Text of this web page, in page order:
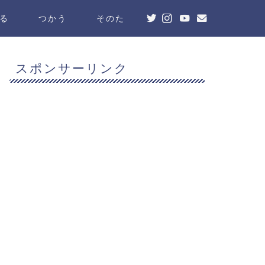
つかう そのた
スポンサーリンク